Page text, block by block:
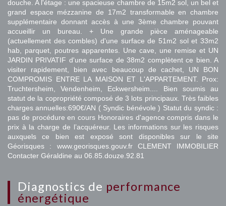
douche. A l'étage : une spacieuse chambre de 15m2 sol, un bel et
grand espace mézzanine de 17m2 transformable en chambre
supplémentaire donnant accès à une 3ème chambre pouvant
accueillir un bureau. + Une grande pièce aménageable
(actuellement des combles) d'une surface de 51m2 sol et 33m2
hab, parquet, poutres apparentes. Une cave, une remise et UN
JARDIN PRIVATIF d'une surface de 38m2 complètent ce bien. A
visiter rapidement, bien avec beaucoup de cachet, UN BON
COMPROMIS ENTRE LA MAISON ET L'APPARTEMENT. Prox:
Truchtersheim, Vendenheim, Eckwersheim.... Bien soumis au
statut de la copropriété composé de 3 lots principaux. Très faibles
charges annuelles:690€/AN ( Syndic bénévole ) Statut du syndic :
pas de procédure en cours Honoraires d'agence compris dans le
prix à la charge de l’acquéreur. Les informations sur les risques
auxquels ce bien est exposé sont disponibles sur le site
Géorisques : www.georisques.gouv.fr CLEMENT IMMOBILIER
Contacter Géraldine au 06.85.douze.92.81
diagnostics de performance
énergétique